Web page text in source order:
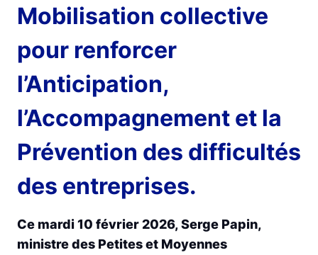
Mobilisation collective
pour renforcer
l’Anticipation,
l’Accompagnement et la
Prévention des difficultés
des entreprises.
Ce mardi 10 février 2026, Serge Papin,
ministre des Petites et Moyennes